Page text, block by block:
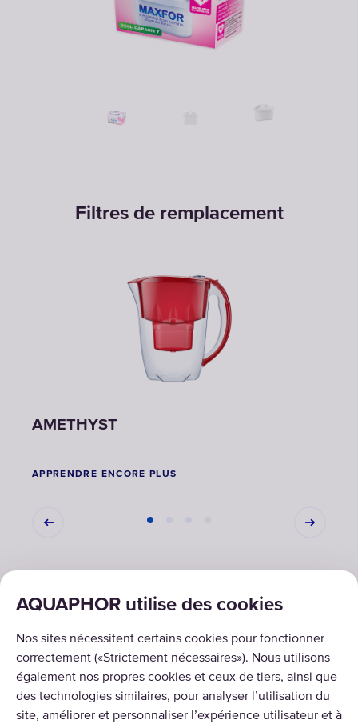
Filtres de remplacement
AMETHYST
APPRENDRE ENCORE PLUS
AQUAPHOR utilise des cookies
Nos sites nécessitent certains cookies pour fonctionner
correctement («Strictement nécessaires»). Nous utilisons
également nos propres cookies et ceux de tiers, ainsi que
des technologies similaires, pour analyser l’utilisation du
site, améliorer et personnaliser l’expérience utilisateur et à
SOLUTIONS
PRODUITS
À PROPOS DE NOUS